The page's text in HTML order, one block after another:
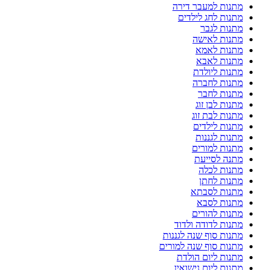
מתנות למעבר דירה
מתנות לחג לילדים
מתנות לגבר
מתנות לאישה
מתנות לאמא
מתנות לאבא
מתנות ליולדת
מתנות לחברה
מתנות לחבר
מתנות לבן זוג
מתנות לבת זוג
מתנות לילדים
מתנות לגננות
מתנות למורים
מתנה לסייעת
מתנות לכלה
מתנות לחתן
מתנות לסבתא
מתנות לסבא
מתנות להורים
מתנות לדודה ולדוד
מתנות סוף שנה לגננות
מתנות סוף שנה למורים
מתנות ליום הולדת
מתנות ליום נישואין